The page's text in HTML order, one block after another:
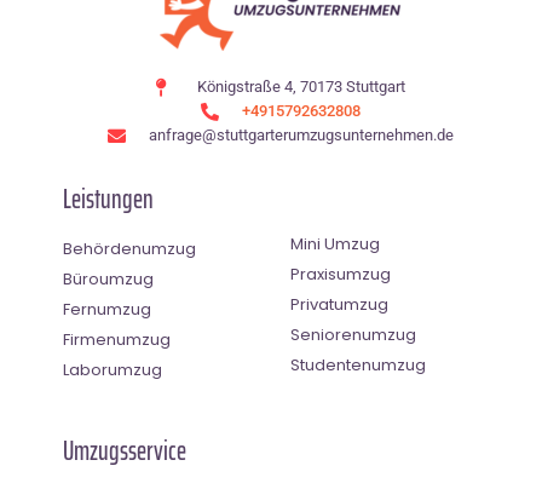
Königstraße 4, 70173 Stuttgart
+4915792632808
anfrage@stuttgarterumzugsunternehmen.de
Leistungen
Behördenumzug
Büroumzug
Fernumzug
Firmenumzug
Laborumzug
Mini Umzug
Praxisumzug
Privatumzug
Seniorenumzug
Studentenumzug
Umzugsservice